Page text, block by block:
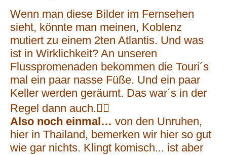
Wenn man diese Bilder im Fernsehen
sieht, könnte man meinen, Koblenz
mutiert zu einem 2ten Atlantis. Und was
ist in Wirklichkeit? An unseren
Flusspromenaden bekommen die Touri´s
mal ein paar nasse Füße. Und ein paar
Keller werden geräumt. Das war´s in der
Regel dann auch.🤷‍♂️
Also noch einmal… von den Unruhen,
hier in Thailand, bemerken wir hier so gut
wie gar nichts. Klingt komisch... ist aber